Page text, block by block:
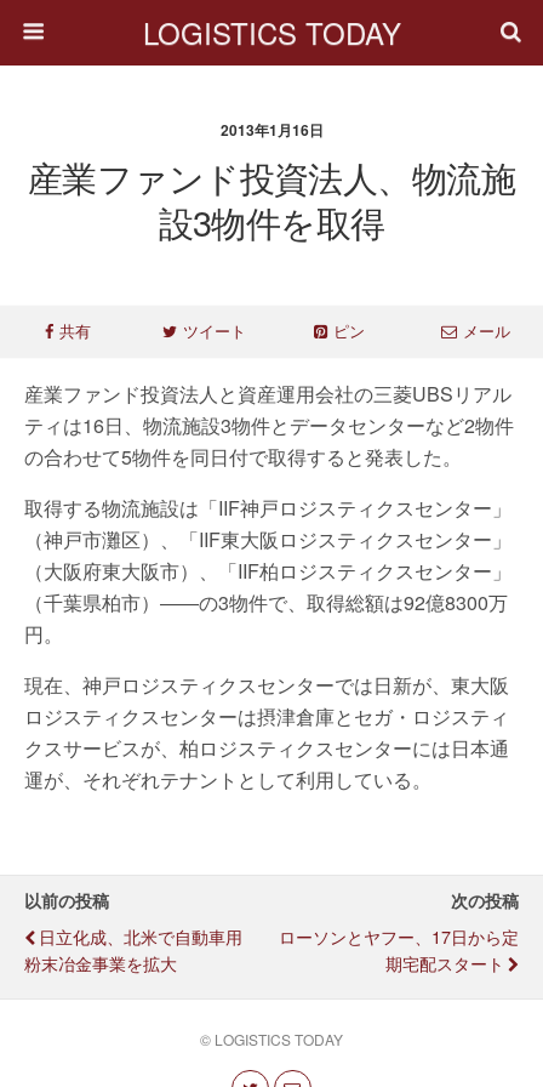
LOGISTICS TODAY
2013年1月16日
産業ファンド投資法人、物流施
設3物件を取得
共有 ツイート ピン メール
産業ファンド投資法人と資産運用会社の三菱UBSリアル
ティは16日、物流施設3物件とデータセンターなど2物件
の合わせて5物件を同日付で取得すると発表した。
取得する物流施設は「IIF神戸ロジスティクスセンター」
（神戸市灘区）、「IIF東大阪ロジスティクスセンター」
（大阪府東大阪市）、「IIF柏ロジスティクスセンター」
（千葉県柏市）――の3物件で、取得総額は92億8300万
円。
現在、神戸ロジスティクスセンターでは日新が、東大阪
ロジスティクスセンターは摂津倉庫とセガ・ロジスティ
クスサービスが、柏ロジスティクスセンターには日本通
運が、それぞれテナントとして利用している。
以前の投稿
日立化成、北米で自動車用
粉末冶金事業を拡大
次の投稿
ローソンとヤフー、17日から定
期宅配スタート
© LOGISTICS TODAY